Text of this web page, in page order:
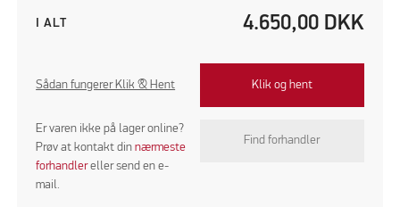
I ALT 4.650,00 DKK
Sådan fungerer Klik & Hent Klik og hent
Er varen ikke på lager online?
Prøv at kontakt dinnærmeste
forhandlereller send en e-
mail.
Find forhandler